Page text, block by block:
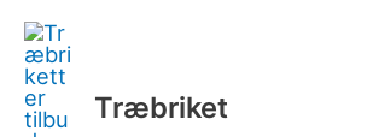
Gå
indholdet
Træbriket